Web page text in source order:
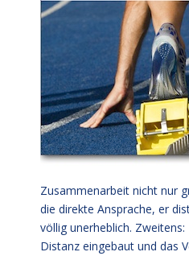
Zusammenarbeit nicht nur
die direkte Ansprache, er
völlig unerheblich.
Distanz eingebaut und das